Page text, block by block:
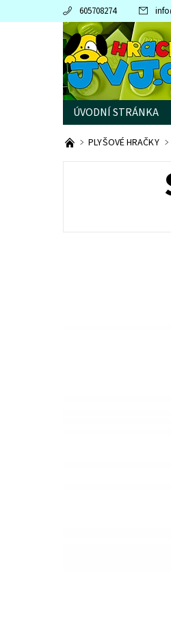
605708274 info
ÚVODNÍ STRÁNKA
PRODÁVANÉ ZNAČKY
PLYŠOVÉ HRAČKY